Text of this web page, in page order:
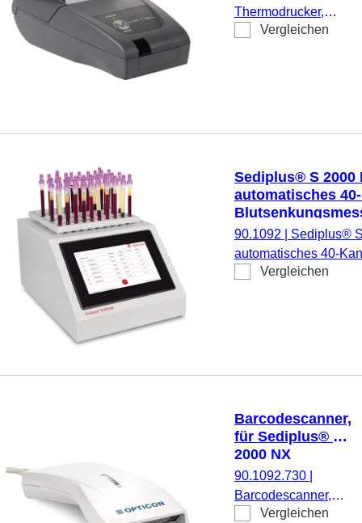
Thermodrucker,
inkl. Netzteil, für
Vergleichen
Sediplus® S 2000
automatisches
Test-Sedivetten
110 - 230 V
90.1092
Sediplus®
automatisches 40-
Vergleichen
Barcodescanner,
für Sediplus® S
2000 NX
90.1092.730
Barcodescanner,
inkl. USB-
Vergleichen